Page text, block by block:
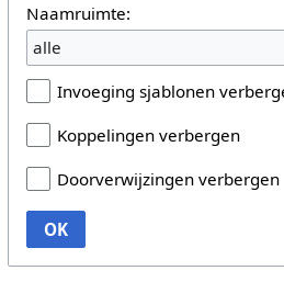
Naamruimte:
alle
Invoeging sjablonen
Koppelingen verbergen
Doorverwijzingen verbergen
OK